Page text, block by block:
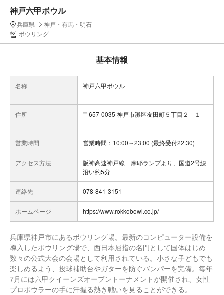
神戸六甲ボウル
兵庫県
神戸・有馬・明石
ボウリング
基本情報
名称 神戸六甲ボウル
住所 〒657-0035 神戸市灘区友田町５丁目２－１
営業時間 営業時間：10:00～23:00 (最終受付22:30)
アクセス方法
阪神高速神戸線 摩耶ランプより、国道2号線
沿い約5分
連絡先 078-841-3151
ホームページ https://www.rokkobowl.co.jp/
兵庫県神戸市にあるボウリング場。最新のコンピューター設備を
導入したボウリング場で、西日本屈指の名門として国体はじめ
数々の公式大会の会場として利用されている。小さな子どもでも
楽しめるよう、投球補助台やガターを防ぐバンパーを完備。毎年
7月には六甲クイーンズオープントーナメントが開催され、女性
プロボウラーの手に汗握る熱き戦いを見ることができる。